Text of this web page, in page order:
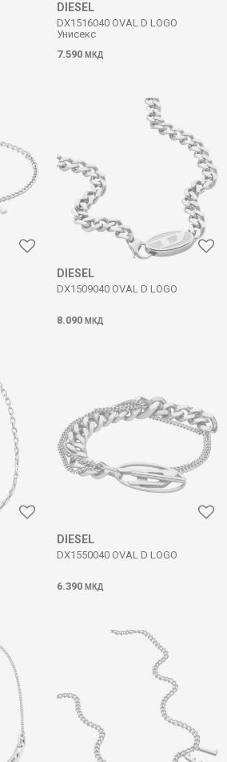
DIESEL
DX1516040 OVAL D LOGO
Унисекс
7.590 МКД
DIESEL
DX1509040 OVAL D LOGO
8.090 МКД
DIESEL
DX1550040 OVAL D LOGO
6.390 МКД